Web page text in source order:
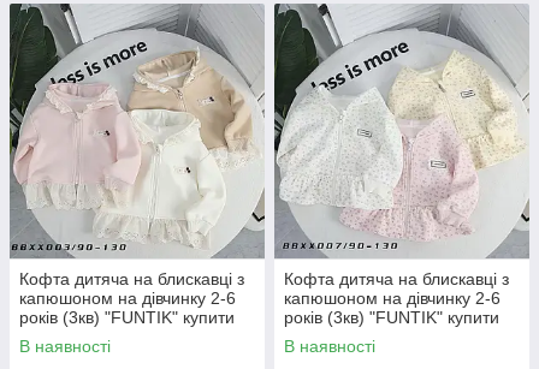
Кофта дитяча на блискавці з
капюшоном на дівчинку 2-6
років (3кв) "FUNTIK" купити
гуртом в Одесі на 7км
В наявності
Кофта дитяча на блискавці з
капюшоном на дівчинку 2-6
років (3кв) "FUNTIK" купити
гуртом в Одесі на 7км
В наявності